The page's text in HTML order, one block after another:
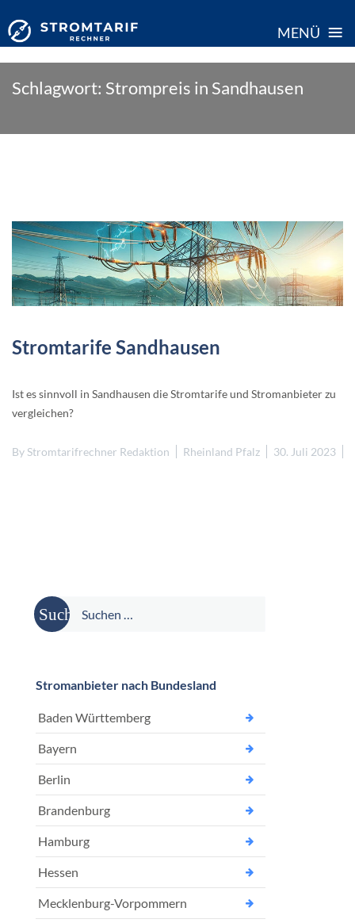
MENÜ ≡
Schlagwort: Strompreis in Sandhausen
Stromtarife Sandhausen
Ist es sinnvoll in Sandhausen die Stromtarife und Stromanbieter zu
vergleichen?
By Stromtarifrechner Redaktion Rheinland Pfalz 30. Juli 2023
Suche
nach:
Stromanbieter nach Bundesland
Baden Württemberg
Bayern
Berlin
Brandenburg
Hamburg
Hessen
Mecklenburg-Vorpommern